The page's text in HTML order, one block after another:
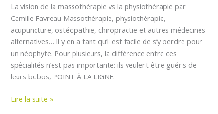
La vision de la massothérapie vs la physiothérapie par
Camille Favreau Massothérapie, physiothérapie,
acupuncture, ostéopathie, chiropractie et autres médecines
alternatives… Il y en a tant qu’il est facile de s’y perdre pour
un néophyte. Pour plusieurs, la différence entre ces
spécialités n’est pas importante: ils veulent être guéris de
leurs bobos, POINT À LA LIGNE.
Lire la suite »